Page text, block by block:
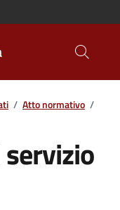
/ Atto normativo /